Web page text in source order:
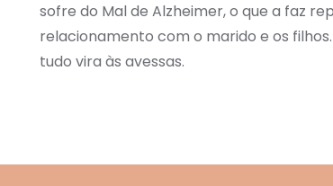
sofre do Mal de Alzheimer, o que a faz
relacionamento com o marido e os
tudo vira às avessas.